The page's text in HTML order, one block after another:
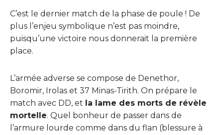
C’est le dernier match de la phase de poule ! De
plus l’enjeu symbolique n’est pas moindre,
puisqu’une victoire nous donnerait la première
place.
L’armée adverse se compose de Denethor,
Boromir, Irolas et 37 Minas-Tirith. On prépare le
match avec DD, et la lame des morts de révèle
mortelle. Quel bonheur de passer dans de
l’armure lourde comme dans du flan (blessure à